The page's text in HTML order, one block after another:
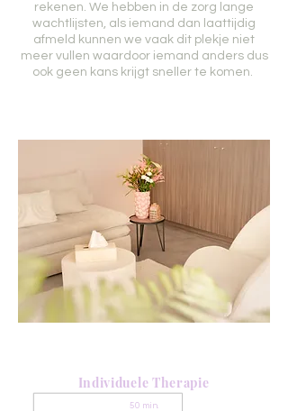
rekenen. We hebben in de zorg lange
wachtlijsten, als iemand dan laattijdig
afmeld kunnen we vaak dit plekje niet
meer vullen waardoor iemand anders dus
ook geen kans krijgt sneller te komen.
Individuele Therapie
50 min.